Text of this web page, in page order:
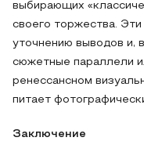
выбирающих
своего торжества.
уточнению выводов и,
сюжетные параллели
ренессансном
питает
Заключение